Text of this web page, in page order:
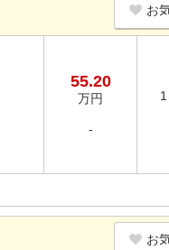
お
55.20
万円
-
お